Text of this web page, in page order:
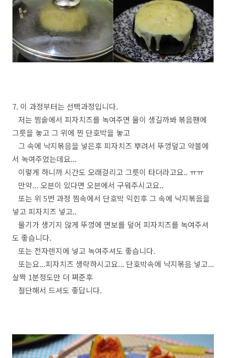
7. 이 과정부터는 선택과정입니다.
저는 찜솥에서 피자치즈를 녹여주면 물이 생길까봐 볶음팬에
그릇을 놓고 그 위에 찐 단호박을 놓고
그 속에 낙지볶음을 넣은후 피자치즈 뿌려서 뚜껑덮고 약불에
서 녹여주었는데요...
이렇게 하니까 시간도 오래걸리고 그릇이 타더라고요.. ㅠㅠ
만약... 오븐이 있다면 오븐에서 구워주시고요..
또는 위 5번 과정 찜속에서 단호박 익힌후 그 속에 낙지볶음을
넣고 피자치즈 넣고..
물기가 생기지 않게 뚜껑에 면보를 덮어 피자치즈를 녹여주셔
도 좋습니다.
또는 전자렌지에 넣고 녹여주셔도 좋습니다.
또는요...피자치즈 생략하시고요... 단호박속에 낙지볶음 넣고...
살짝 1분정도만 더 쪄준후
절단해서 드셔도 좋답니다.